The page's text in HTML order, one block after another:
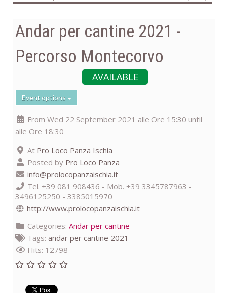
Andar per cantine 2021 -
Percorso Montecorvo
AVAILABLE
Event options
From Wed 22 September 2021 alle Ore 15:30 until
alle Ore 18:30
At Pro Loco Panza Ischia
Posted by Pro Loco Panza
info@prolocopanzaischia.it
Tel. +39 081 908436 - Mob. +39 3345787963 -
3496125250 - 3385015970
http://www.prolocopanzaischia.it
Categories: Andar per cantine
Tags: andar per cantine 2021
Hits: 12798